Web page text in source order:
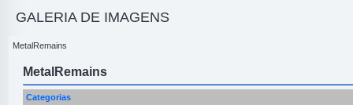
GALERIA DE IMAGENS
MetalRemains
MetalRemains
Categorias